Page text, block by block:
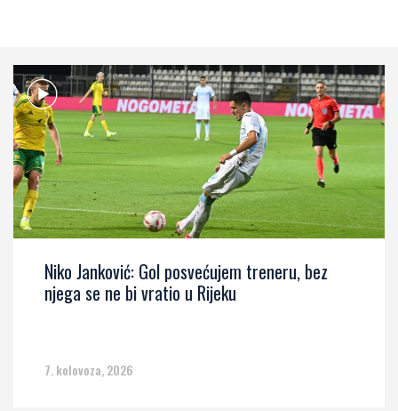
Niko Janković: Gol posvećujem treneru, bez
njega se ne bi vratio u Rijeku
7. kolovoza, 2026